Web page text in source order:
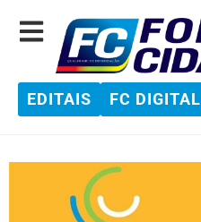
EDITAIS FC DIGITAL